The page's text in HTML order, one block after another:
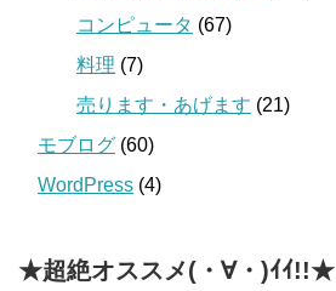
コンピュータ (67)
料理 (7)
売ります・あげます (21)
モブログ (60)
WordPress (4)
★超絶オススメ(・∀・)ｲｲ!!★